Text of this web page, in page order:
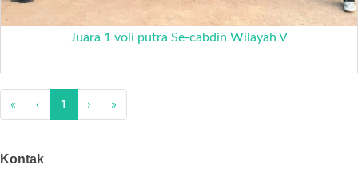
Juara 1 voli putra Se-cabdin Wilayah V
« ‹ 1 › »
Kontak